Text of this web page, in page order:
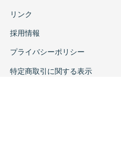
リンク
採用情報
プライバシーポリシー
特定商取引に関する表示